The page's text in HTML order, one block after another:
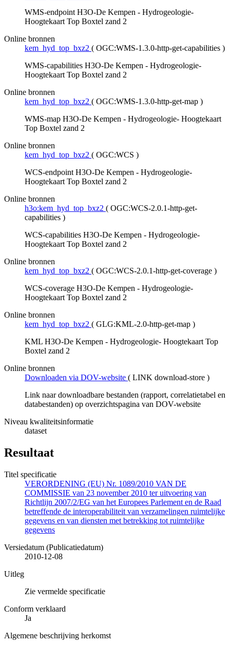
WMS-endpoint H3O-De Kempen - Hydrogeologie-
Hoogtekaart Top Boxtel zand 2
Online bronnen
kem_hyd_top_bxz2 ( OGC:WMS-1.3.0-http-get-capabilities )
WMS-capabilities H3O-De Kempen - Hydrogeologie-
Hoogtekaart Top Boxtel zand 2
Online bronnen
kem_hyd_top_bxz2 ( OGC:WMS-1.3.0-http-get-map )
WMS-map H3O-De Kempen - Hydrogeologie- Hoogtekaart
Top Boxtel zand 2
Online bronnen
kem_hyd_top_bxz2 ( OGC:WCS )
WCS-endpoint H3O-De Kempen - Hydrogeologie-
Hoogtekaart Top Boxtel zand 2
Online bronnen
h3o:kem_hyd_top_bxz2 ( OGC:WCS-2.0.1-http-get-
capabilities )
WCS-capabilities H3O-De Kempen - Hydrogeologie-
Hoogtekaart Top Boxtel zand 2
Online bronnen
kem_hyd_top_bxz2 ( OGC:WCS-2.0.1-http-get-coverage )
WCS-coverage H3O-De Kempen - Hydrogeologie-
Hoogtekaart Top Boxtel zand 2
Online bronnen
kem_hyd_top_bxz2 ( GLG:KML-2.0-http-get-map )
KML H3O-De Kempen - Hydrogeologie- Hoogtekaart Top
Boxtel zand 2
Online bronnen
Downloaden via DOV-website ( LINK download-store )
Link naar downloadbare bestanden (rapport, correlatietabel en
databestanden) op overzichtspagina van DOV-website
Niveau kwaliteitsinformatie
dataset
Resultaat
Titel specificatie
VERORDENING (EU) Nr. 1089/2010 VAN DE
COMMISSIE van 23 november 2010 ter uitvoering van
Richtlijn 2007/2/EG van het Europees Parlement en de Raad
betreffende de interoperabiliteit van verzamelingen ruimtelijke
gegevens en van diensten met betrekking tot ruimtelijke
gegevens
Versiedatum (Publicatiedatum)
2010-12-08
Uitleg
Zie vermelde specificatie
Conform verklaard
Ja
Algemene beschrijving herkomst